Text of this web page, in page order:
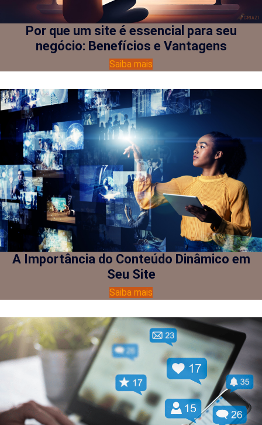
Por que um site é essencial para seu
negócio: Benefícios e Vantagens
Saiba mais
A Importância do Conteúdo Dinâmico em
Seu Site
Saiba mais